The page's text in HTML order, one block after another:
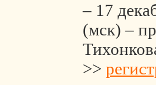
– 17
(мск) –
>>